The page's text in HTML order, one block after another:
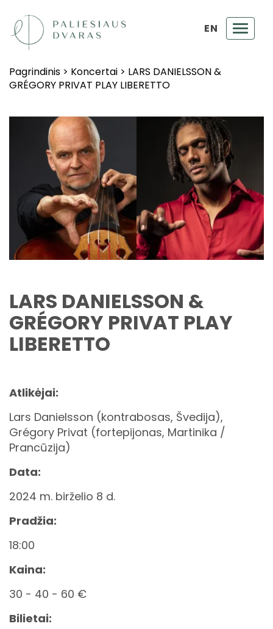
EN
Pagrindinis > Koncertai > LARS DANIELSSON &
GRÉGORY PRIVAT PLAY LIBERETTO
LARS DANIELSSON &
GRÉGORY PRIVAT PLAY
LIBERETTO
Atlikėjai:
Lars Danielsson (kontrabosas, Švedija),
Grégory Privat (fortepijonas, Martinika /
Prancūzija)
Data:
2024 m. birželio 8 d.
Pradžia:
18:00
Kaina:
30 - 40 - 60 €
Bilietai: